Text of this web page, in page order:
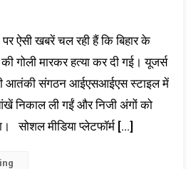
पर ऐसी खबरें चल रही हैं कि बिहार के
गोली मारकर हत्या कर दी गई। यूजर्स
की आतंकी संगठन आईएसआईएस स्टाइल में
निकाल ली गईं और निजी अंगों को
सोशल मीडिया प्लेटफॉर्म […]